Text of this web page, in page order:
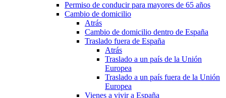
Permiso de conducir para mayores de 65 años
Cambio de domicilio
Atrás
Cambio de domicilio dentro de España
Traslado fuera de España
Atrás
Traslado a un país de la Unión
Europea
Traslado a un país fuera de la Unión
Europea
Vienes a vivir a España